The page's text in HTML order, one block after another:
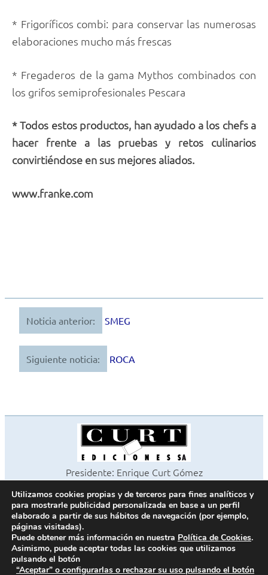
* Frigoríficos combi: para conservar las numerosas
elaboraciones mucho más frescas
* Fregaderos de la gama Mythos combinados con
los grifos semiprofesionales Pescara
* Todos estos productos, han ayudado a los chefs a
hacer frente a las pruebas y retos culinarios
convirtiéndose en sus mejores aliados.
www.franke.com
Navegación
de
entradas
Noticia anterior: SMEG
Siguiente noticia: ROCA
Presidente: Enrique Curt Gómez
©2026 Revista Cocinas y Baños
Todos los derechos reservados
Paseo de Gracia, 63. 1º 2ª. 08008 Barcelona -
Fax 933 183 505
Utilizamos cookies propias y de terceros para fines analíticos y
para mostrarle publicidad personalizada en base a un perfil
elaborado a partir de sus hábitos de navegación (por ejemplo,
páginas visitadas).
Puede obtener más información en nuestra Política de Cookies.
Asimismo, puede aceptar todas las cookies que utilizamos
pulsando el botón
“Aceptar” o configurarlas o rechazar su uso pulsando el botón